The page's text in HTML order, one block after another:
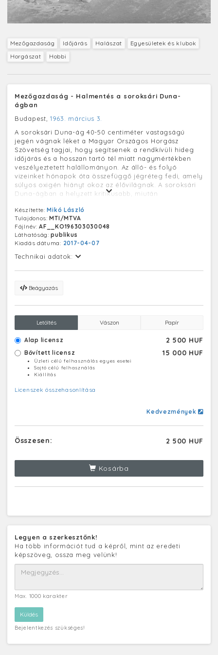
Mezőgazdaság Időjárás Halászat
Egyesületek és klubok
Horgászat
Hobbi
Mezőgazdaság - Halmentés a soroksári Duna-
ágban
Budapest, 1963. március 3.
A soroksári Duna-ág 40-50 centiméter vastagságú
jegén vágnak léket a Magyar Országos Horgász
Szövetség tagjai, hogy segítsenek a rendkívüli hideg
időjárás és a hosszan tartó tél miatt nagymértékben
veszélyeztetett halállományon. Az álló- és folyó
vizeinket hónapok óta összefüggő jégréteg fedi, amely
súlyos oxigén hiányt okoz az élővilágnak. A soroksári
Duna-ágban a helyzett kritikusabb, miután
halakat. A becslések szerint ezen a szakaszon már
eddig több száz mázsa hal pusztulthatott el.
Készítette:Mikó László
Tulajdonos:MTI/MTVA
Fájlnév:AF__KO196303030048
Láthatóság:publikus
Kiadás dátuma: 2017-04-07
Technikai adatok:
Beágyazás
Letöltés Vászon Papír
Alap licensz 2 500 HUF
Bővített licensz 15 000 HUF
Üzleti célú felhasználás egyes esetei
Sajtó célú felhasználás
Kiállítás
Licenszek összehasonlítása
Kedvezmények
Összesen: 2 500 HUF
Kosárba
Legyen a szerkesztőnk!
Ha több információt tud a képről, mint az eredeti
képszöveg, ossza meg velünk!
Max. 1000 karakter
Bejelentkezés szükséges!